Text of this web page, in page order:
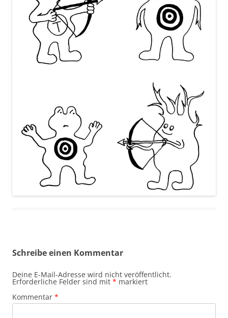
Schreibe einen Kommentar
Deine E-Mail-Adresse wird nicht veröffentlicht.
Erforderliche Felder sind mit * markiert
Kommentar *